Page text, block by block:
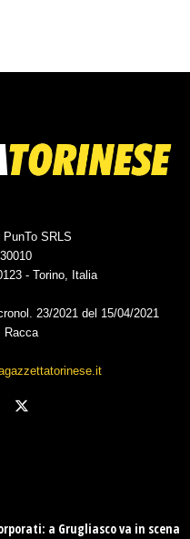
SRLS
- Torino, Italia
23/2021 del 15/04/2021
Racca
a Grugliasco va in scena